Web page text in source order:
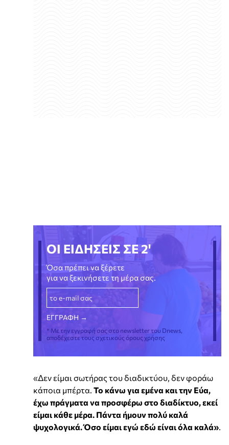
ΟΙ ΕΙΔΗΣΕΙΣ ΣΕ 2'
Όσα πρέπει να ξέρετε
για να ξεκινήσετε τη μέρα σας.
* Με την εγγραφή σας στο newsletter του Dnews,
αποδέχεστε τους σχετικούς όρους χρήσης
«Δεν είμαι σωτήρας του διαδικτύου, δεν φοράω
κάποια μπέρτα. Το κάνω για εμένα και την Εύα,
έχω πράγματα να προσφέρω στο διαδίκτυο, εκεί
είμαι κάθε μέρα. Πάντα ήμουν πολύ καλά
ψυχολογικά. Όσο είμαι εγώ εδώ είναι όλα καλά»